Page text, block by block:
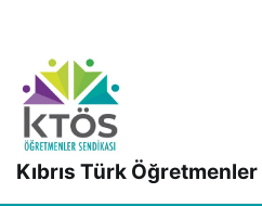
Kıbrıs Türk Öğretmenler